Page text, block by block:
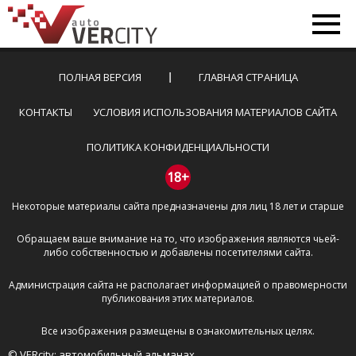
ПОЛНАЯ ВЕРСИЯ ГЛАВНАЯ СТРАНИЦА
КОНТАКТЫ УСЛОВИЯ ИСПОЛЬЗОВАНИЯ МАТЕРИАЛОВ САЙТА
ПОЛИТИКА КОНФИДЕНЦИАЛЬНОСТИ
18+
Некоторые материалы сайта предназначены для лиц 18 лет и старше
Обращаем ваше внимание на то, что изображения являются чьей-
либо собственностью и добавлены посетителями сайта.
Администрация сайта не располагает информацией о правомерности
публикования этих материалов.
Все изображения размещены в ознакомительных целях.